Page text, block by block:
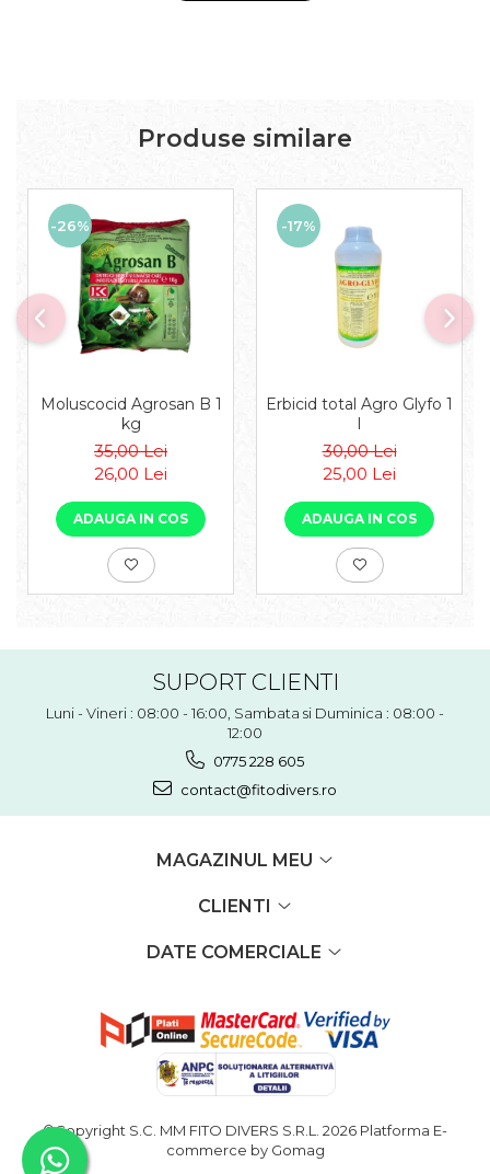
Produse similare
-26%
Moluscocid Agrosan B 1
kg
35,00 Lei
26,00 Lei
ADAUGA IN COS
-17%
Erbicid total Agro Glyfo 1
l
30,00 Lei
25,00 Lei
ADAUGA IN COS
SUPORT CLIENTI
Luni - Vineri : 08:00 - 16:00, Sambata si Duminica : 08:00 -
12:00
0775 228 605
contact@fitodivers.ro
MAGAZINUL MEU
CLIENTI
DATE COMERCIALE
©Copyright S.C. MM FITO DIVERS S.R.L. 2026 Platforma E-
commerce by Gomag